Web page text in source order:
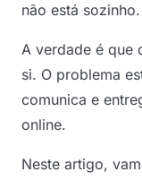
não está sozinho.
A verdade é que
si. O problema
comunica e
online.
Neste artigo,